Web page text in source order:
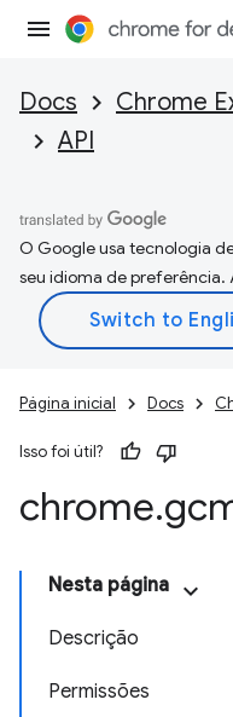
Docs Chrome
API
O Google usa tecnologia
seu idioma de preferência.
Página inicial Docs
Isso foi útil?
chrome.
Nesta página
Descrição
Permissões